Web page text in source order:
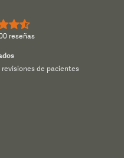
reseñas
de pacientes